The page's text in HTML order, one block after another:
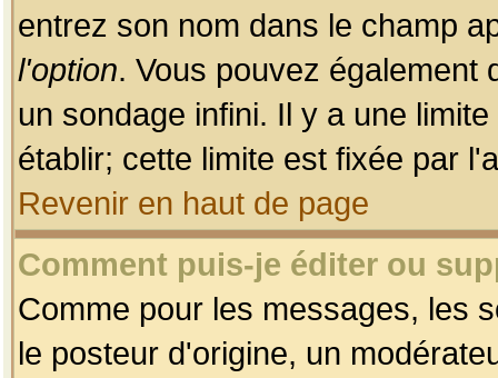
entrez son nom dans le champ
l'option. Vous pouvez également
un sondage infini. Il y a une
établir; cette limite est fixée par
Revenir en haut de page
Comment puis-je éditer ou
Comme pour les messages, les
le posteur d'origine, un